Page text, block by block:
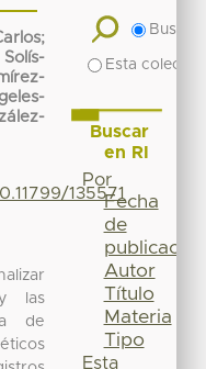
135571
las
de
Buscar
Esta
Buscar
en RI
Por
Fecha
de
publicación
Autor
Título
Materia
Tipo
Esta